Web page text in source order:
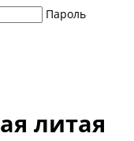
Пароль
литая